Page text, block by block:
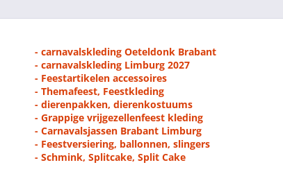
- carnavalskleding Oeteldonk Brabant
- carnavalskleding Limburg 2027
- Feestartikelen accessoires
- Themafeest, Feestkleding
- dierenpakken, dierenkostuums
- Grappige vrijgezellenfeest kleding
- Carnavalsjassen Brabant Limburg
- Feestversiering, ballonnen, slingers
- Schmink, Splitcake, Split Cake